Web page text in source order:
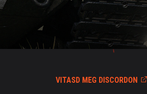
VITASD MEG DISCORDON